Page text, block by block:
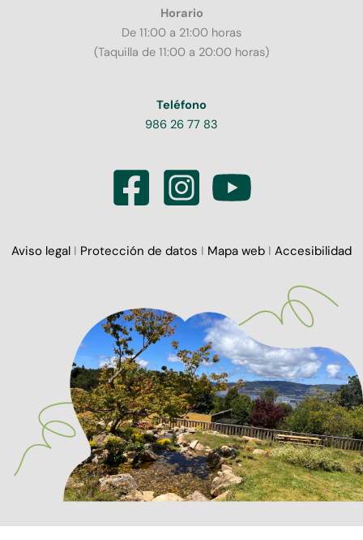
Horario
De 11:00 a 21:00 horas
(Taquilla de 11:00 a 20:00 horas)
Teléfono
986 26 77 83
Aviso legal I Protección de datos I Mapa web I Accesibilidad